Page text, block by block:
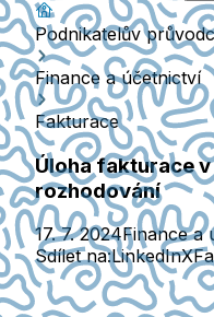
Podnikatelův
Finance a účetnictví
Fakturace
Úloha fakturace
rozhodování
17. 7. 2024Finance a
Sdílet na:LinkedInX